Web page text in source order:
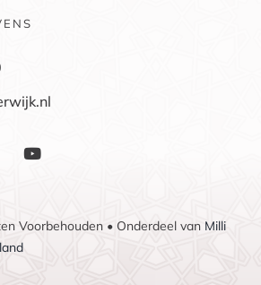
Voorbehouden • Onderdeel van Milli